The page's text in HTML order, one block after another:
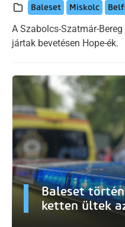
Baleset Miskolc
A Szabolcs-Szatmár-
jártak bevetésen Hope-ék.
Baleset
ketten ültek